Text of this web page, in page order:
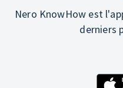
Nero KnowHow est
derniers